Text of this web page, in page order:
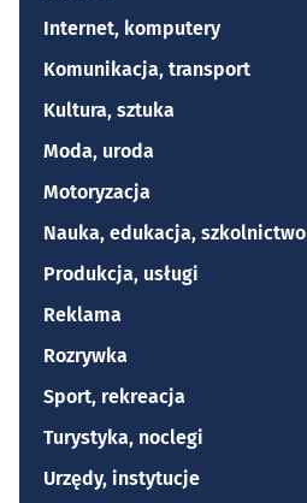
Internet, komputery
Komunikacja, transport
Kultura, sztuka
Moda, uroda
Motoryzacja
Nauka, edukacja, szkolnictwo
Produkcja, usługi
Reklama
Rozrywka
Sport, rekreacja
Turystyka, noclegi
Urzędy, instytucje